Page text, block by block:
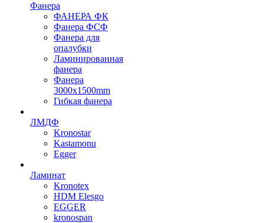
Фанера
ФАНЕРА ФК
Фанера ФСФ
Фанера для
опалубки
Ламинированная
фанера
Фанера
3000х1500mm
Гибкая фанера
ЛМДФ
Kronostar
Kastamonu
Egger
Ламинат
Kronotex
HDM Elesgo
EGGER
kronospan